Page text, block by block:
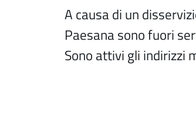
A causa di un
Paesana sono fuori
Sono attivi gli indirizzi